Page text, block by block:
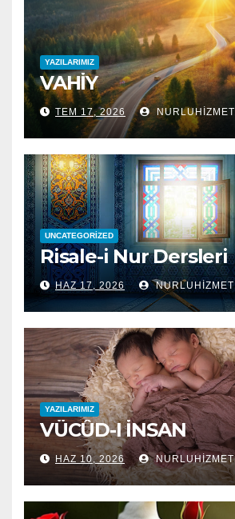
YAZILARIMIZ
VAHİY
TEM 17, 2026 NURLUHIZMET
UNCATEGORIZED
Risale-i Nur Dersleri
HAZ 17, 2026 NURLUHIZMET
YAZILARIMIZ
VÜCÛD-I İNSAN
HAZ 10, 2026 NURLUHIZMET